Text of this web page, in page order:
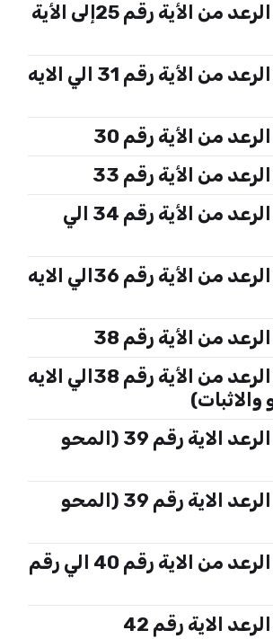
تفسير سورة الرعد من الأية رقم 25إلى الأية
تفسير سورة الرعد من الأية رقم 31 الي الايه
من الأية رقم 30
من الأية رقم 33
تفسير سورة الرعد من الأية رقم 34 الي
تفسير سورة الرعد من الأية رقم 36الي الايه
من الأية رقم 38
تفسير سورة الرعد من الأية رقم 38الي الايه
تفسير سورة الرعد الاية رقم 39 (المحو
تفسير سورة الرعد الاية رقم 39 (المحو
تفسير سورة الرعد من الاية رقم 40 الي رقم
الاية رقم 42